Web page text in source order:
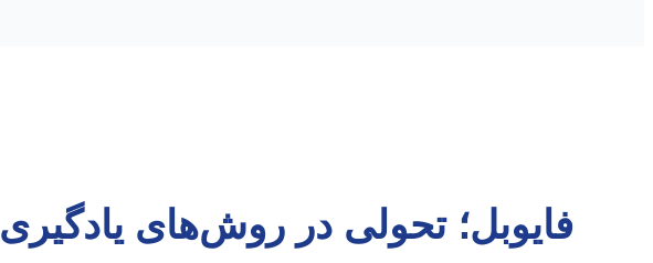
فایوبل؛ تحولی در روش‌های یادگیری